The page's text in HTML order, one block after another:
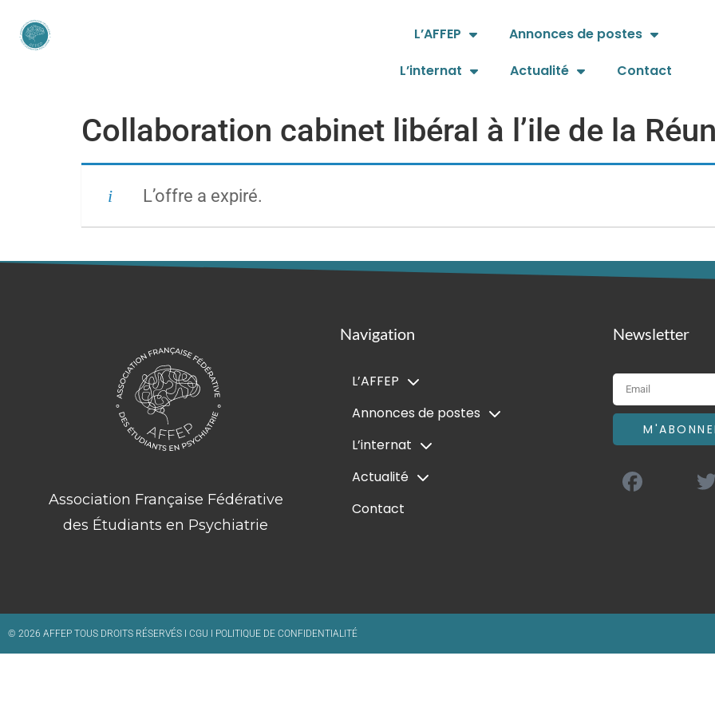
L’AFFEP
Annonces de postes
L’internat
Actualité Contact
Collaboration cabinet libéral à l’ile de la
L’offre a expiré.
Association Française Fédérative
des Étudiants en Psychiatrie
Navigation
L’AFFEP
Annonces de postes
L’internat
Actualité
Contact
Newsletter
© 2026 AFFEP TOUS DROITS RÉSERVÉS I CGU I POLITIQUE DE CONFIDENTIALITÉ